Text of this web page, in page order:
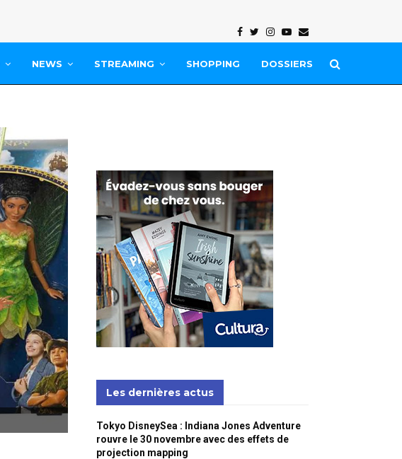
Facebook
Twitter
Instagram
Youtube
Email
NEWS STREAMING SHOPPING DOSSIERS
Les dernières actus
Tokyo DisneySea : Indiana Jones Adventure
rouvre le 30 novembre avec des effets de
projection mapping